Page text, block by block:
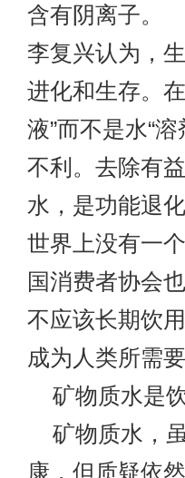
含有阴离子。
李复兴认为，
进化和生存。
液”而不是水“
不利。去除有
水，是功能退化
世界上没有一
国消费者协会
不应该长期饮
成为人类所需要
矿物质水是
矿物质水，
康，但质疑依然